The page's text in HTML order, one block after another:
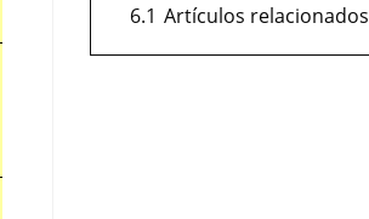
6.1 Artículos relacionados